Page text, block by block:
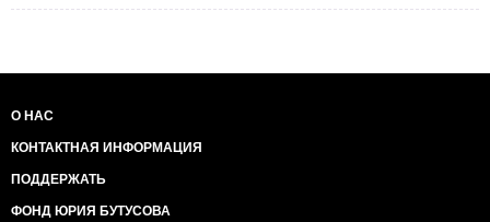
О НАС
КОНТАКТНАЯ ИНФОРМАЦИЯ
ПОДДЕРЖАТЬ
ФОНД ЮРИЯ БУТУСОВА